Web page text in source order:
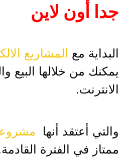
جدا أون لاين
البداية مع المشاريع
يمكنك من خلالها البيع
الانترنت.
والتي أعتقد أنها
ممتاز في الفترة